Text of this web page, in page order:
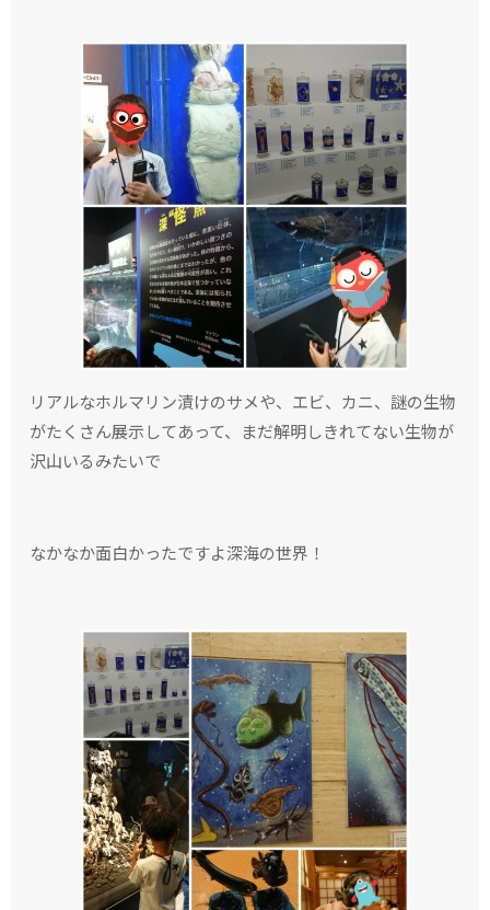
リアルなホルマリン漬けのサメや、エビ、カニ、謎の生物
がたくさん展示してあって、まだ解明しきれてない生物が
沢山いるみたいで
なかなか面白かったですよ深海の世界！